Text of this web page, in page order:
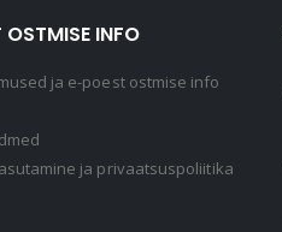
OSTMISE INFO
ja e-poest ostmise info
ja privaatsuspoliitika